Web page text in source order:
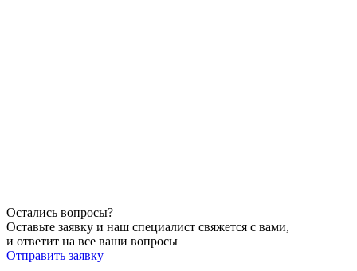
Остались вопросы?
Оставьте заявку и наш специалист свяжется с вами,
и ответит на все ваши вопросы
Отправить заявку